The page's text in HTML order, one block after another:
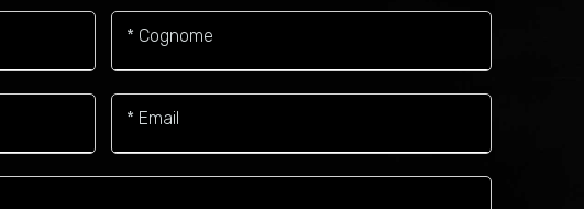
* Cognome
* Email